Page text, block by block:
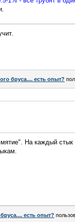
бруса.... есть опыт?
На каждый
есть опыт?